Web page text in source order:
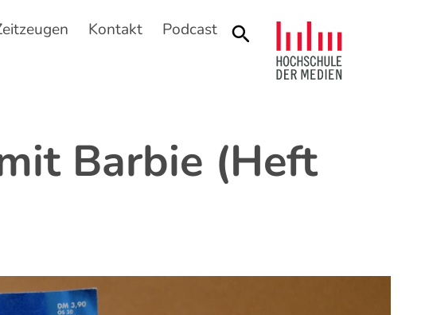
Kontakt Podcast Suche
Barbie (Heft